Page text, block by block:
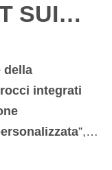
SUI
della
integrati
”,